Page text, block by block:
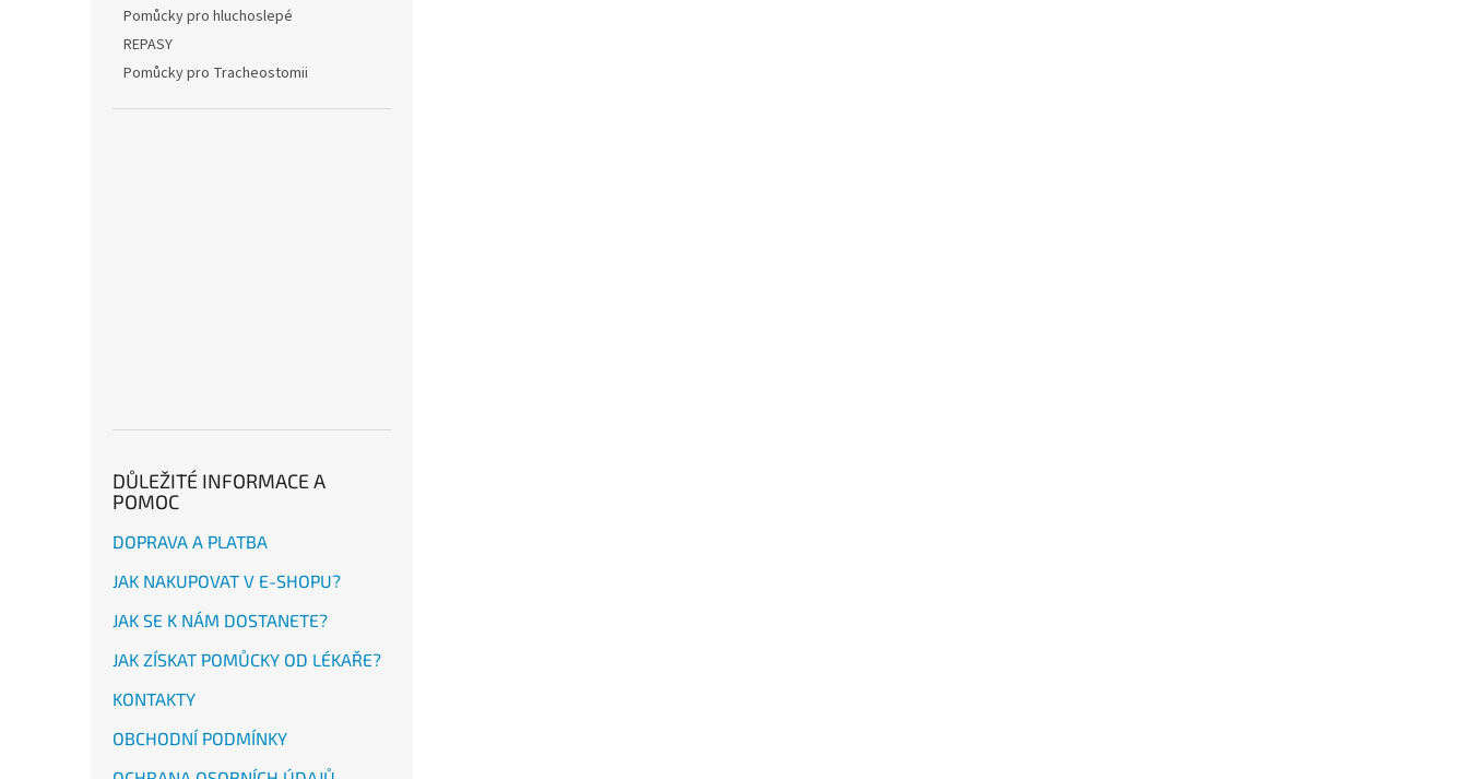
Pomůcky pro hluchoslepé
REPASY
Pomůcky pro Tracheostomii
DŮLEŽITÉ INFORMACE A
POMOC
DOPRAVA A PLATBA
JAK NAKUPOVAT V E-SHOPU?
JAK SE K NÁM DOSTANETE?
JAK ZÍSKAT POMŮCKY OD LÉKAŘE?
KONTAKTY
OBCHODNÍ PODMÍNKY